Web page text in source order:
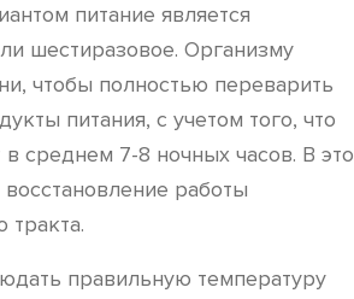
питание является
шестиразовое. Организму
чтобы полностью переварить
питания, с учетом того, что
среднем 7-8 ночных часов. В это
работы
тракта.
правильную температуру